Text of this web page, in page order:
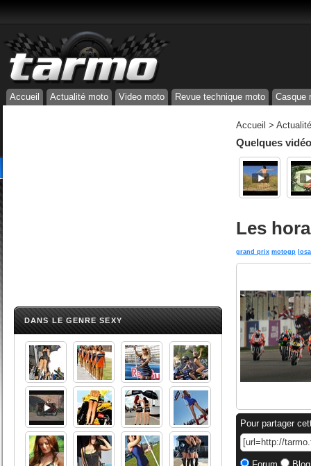
Accueil Actualité moto Video moto Revue technique moto Casque
DANS LE GENRE SEXY
Accueil >
Quelques
Les
grand prix motogp
Pour partager